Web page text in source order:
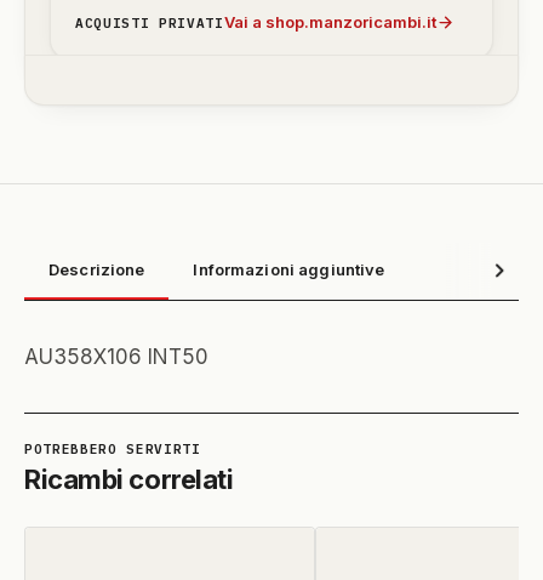
ACQUISTI PRIVATIVai a shop.manzoricambi.it
Descrizione Informazioni aggiuntive
AU358X106 INT50
Ricambi correlati